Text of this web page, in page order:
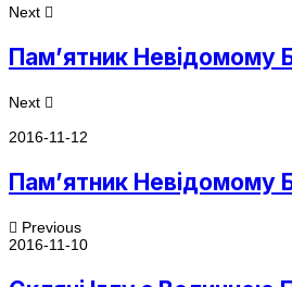
Next
Пам’ятник Невідомому
Next
2016-11-12
Пам’ятник Невідомому
Previous
2016-11-10